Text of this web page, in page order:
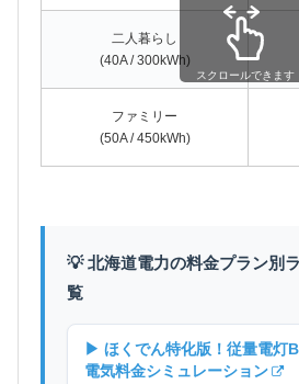
二人暮らし
(40A / 300kWh)
ファミリー
(50A / 450kWh)
スクロールできます
💡 北海道電力の料金プラン別
覧
▶ ほくでん特化版！従量電灯
電気料金シミュレーション